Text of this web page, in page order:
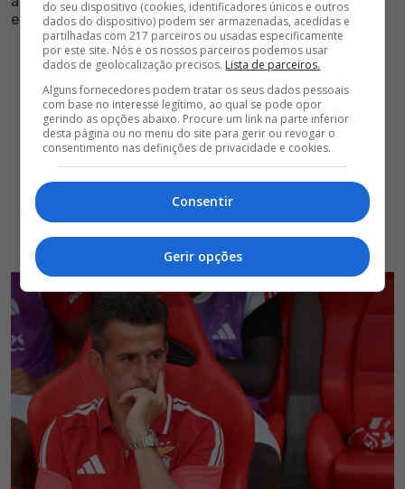
exibições recentes do jogador
do seu dispositivo (cookies, identificadores únicos e outros
dados do dispositivo) podem ser armazenadas, acedidas e
partilhadas com 217 parceiros ou usadas especificamente
por este site. Nós e os nossos parceiros podemos usar
dados de geolocalização precisos. Lista de parceiros.
Alguns fornecedores podem tratar os seus dados pessoais
com base no interesse legítimo, ao qual se pode opor
gerindo as opções abaixo. Procure um link na parte inferior
desta página ou no menu do site para gerir ou revogar o
consentimento nas definições de privacidade e cookies.
Consentir
Gerir opções